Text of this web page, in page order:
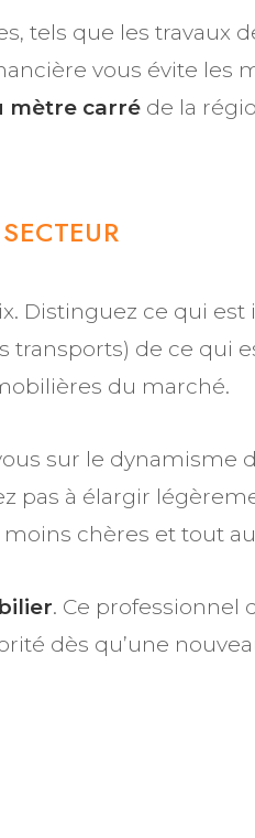
tels que les travaux
vous évite les
mètre carré de la
Distinguez ce qui est
transports) de ce qui
du marché.
sur le dynamisme
pas à élargir
chères et tout
. Ce professionnel
dès qu’une